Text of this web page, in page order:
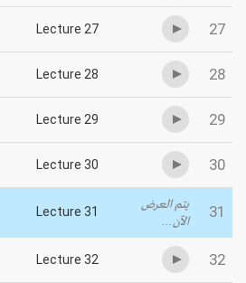
27
Lecture 27
28
Lecture 28
29
Lecture 29
30
Lecture 30
31
يتم العرض
الآن...
Lecture 31
32
Lecture 32